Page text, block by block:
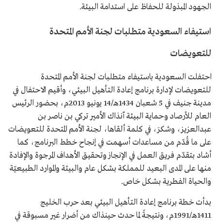
الجهود المبذولة للحفاظ على استدامة البيئة.
استيفاء السعودية متطلبات لجنة الأمم المتحدة
للتعويضات
احتفلت السعودية باستيفاء متطلبات لجنة الأمم المتحدة
للتعويضات لإدارة برنامج إعادة التأهيل البيئي، وأقيم الاحتفال في
مدينة جنيف في 5 شعبان 1434هـ/14 يونيو 2013م، بحضور الرئيس
العام للأرصاد وحماية البيئة آنذاك الأمير تركي بن ناصر بن
عبدالعزيز، وشكرَ، في كلمة ألقاها، لجنة الأمم المتحدة للتعويضات
على ما قُدّم من مساعدات أسهمت في إنجاح خطط البرنامج، كما
أشاد بتقدّم فريق العمل في الإنجاز وتحقيق الأهداف المرجوة والإفادة
منها على المدى البعيد للمملكة بشكل عام والبيئة والموارد الطبيعيّة
والحياة الفطرية بشكل خاص.
بدأت خطة برنامج إعادة التأهيل البيئي بعد حرب الخليج
1411هـ/1991م، ونتيجةً لما حدث حينذاك من أضرار غير مسبوقة في